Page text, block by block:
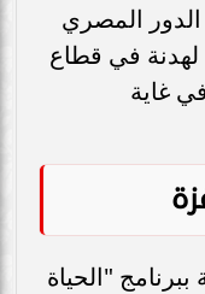
المصري
في قطاع
غاية
"الحياة